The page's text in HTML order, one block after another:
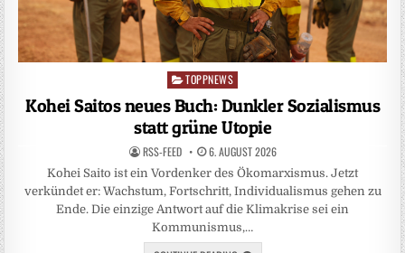
Posted
in
TOPPNEWS
Kohei Saitos neues Buch: Dunkler Sozialismus
statt grüne Utopie
RSS-FEED 6. AUGUST 2026
Kohei Saito ist ein Vordenker des Ökomarxismus. Jetzt
verkündet er: Wachstum, Fortschritt, Individualismus gehen zu
Ende. Die einzige Antwort auf die Klimakrise sei ein
Kommunismus,…